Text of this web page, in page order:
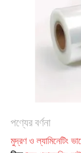
গোপনীয়তা
পণ্যের বর্ণনা
মুদ্রণ ও ল্যামিনেটিং